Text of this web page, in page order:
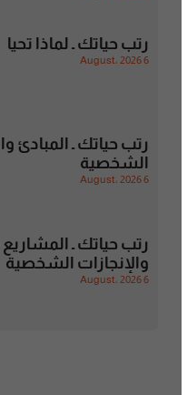
رتب حياتك ـ لماذا تحيا
6 August، 2026
رتب حياتك ـ المبادئ
الشخصية
6 August، 2026
رتب حياتك ـ المشاريع
والإنجازات الشخصية
6 August، 2026